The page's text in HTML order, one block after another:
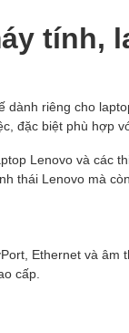
tính,
riêng cho
đặc biệt phù hợp
Lenovo và các
thái Lenovo mà
Ethernet và âm
cấp.